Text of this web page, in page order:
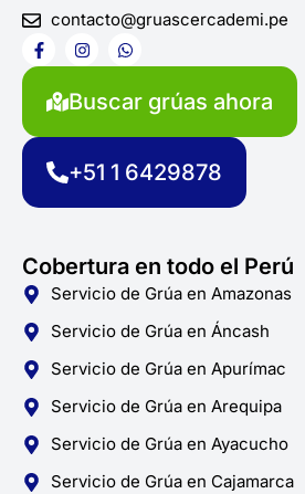
contacto@gruascercademi.pe
F
a
c
b
o
I
n
s
t
a
r
m
W
h
a
s
p
Buscar grúas ahora
+51 1 6429878
Cobertura en todo el Perú
Servicio de Grúa en Amazonas
Servicio de Grúa en Áncash
Servicio de Grúa en Apurímac
Servicio de Grúa en Arequipa
Servicio de Grúa en Ayacucho
Servicio de Grúa en Cajamarca